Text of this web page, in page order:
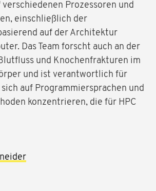
Prozessoren und
einschließlich der
auf der Architektur
Das Team forscht auch an der
und Knochenfrakturen im
und ist verantwortlich für
auf Programmiersprachen und
konzentrieren, die für HPC